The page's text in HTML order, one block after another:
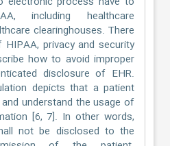
including healthcare
clearinghouses. There
privacy and security
how to avoid improper
disclosure of EHR.
depicts that a patient
understand the usage of
[6, 7]. In other words,
not be disclosed to the